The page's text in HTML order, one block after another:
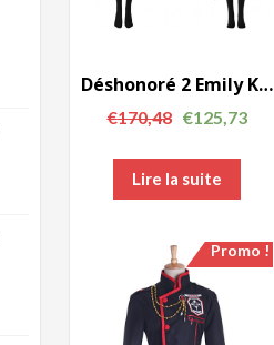
Déshonoré 2 Emily Kaldwin cosplay costume
€170,48 €125,73
Lire la suite
Promo !